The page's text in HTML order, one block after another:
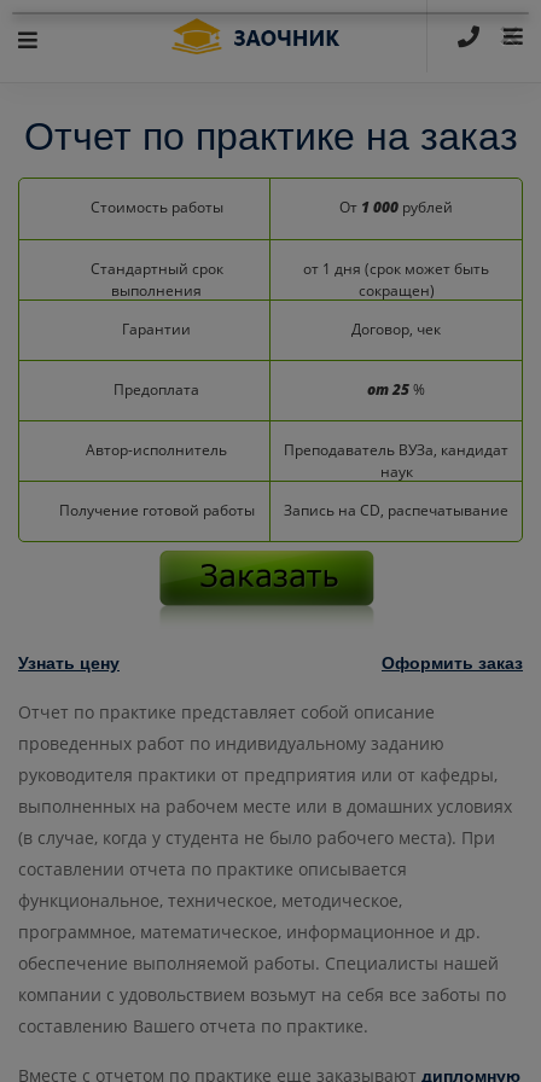
Отчет по практике на заказ
Стоимость работы От 1 000 рублей
Стандартный срок
выполнения
от 1 дня (срок может быть
сокращен)
Гарантии
Договор, чек
Предоплата от 25%
Автор-исполнитель
Преподаватель ВУЗа, кандидат
наук
Получение готовой работы
Запись на CD, распечатывание
Узнать цену Оформить заказ
Отчет по практике представляет собой описание
проведенных работ по индивидуальному заданию
руководителя практики от предприятия или от кафедры,
выполненных на рабочем месте или в домашних условиях
(в случае, когда у студента не было рабочего места). При
составлении отчета по практике описывается
функциональное, техническое, методическое,
программное, математическое, информационное и др.
обеспечение выполняемой работы. Специалисты нашей
компании с удовольствием возьмут на себя все заботы по
составлению Вашего отчета по практике.
Вместе с отчетом по практике еще заказывают дипломную
×